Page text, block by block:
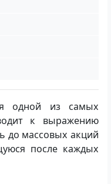
одной из самых
к выражению
до массовых акций
после каждых